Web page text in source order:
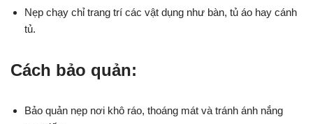
Nẹp chạy chỉ trang trí các vật dụng như bàn, tủ áo hay cánh
tủ.
Cách bảo quản:
Bảo quản nẹp nơi khô ráo, thoáng mát và tránh ánh nắng